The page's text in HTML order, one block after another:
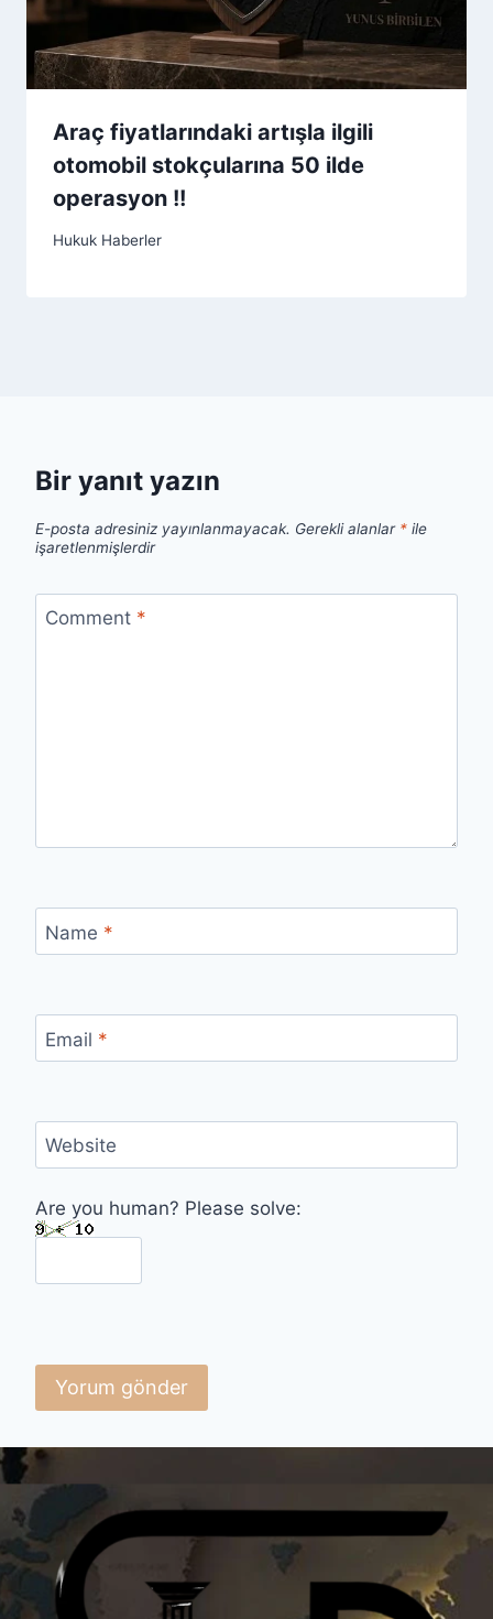
Araç fiyatlarındaki artışla ilgili
otomobil stokçularına 50 ilde
operasyon !!
Hukuk Haberler
Bir yanıt yazın
E-posta adresiniz yayınlanmayacak. Gerekli alanlar * ile
işaretlenmişlerdir
Comment *
Name *
Email *
Website
Are you human? Please solve: